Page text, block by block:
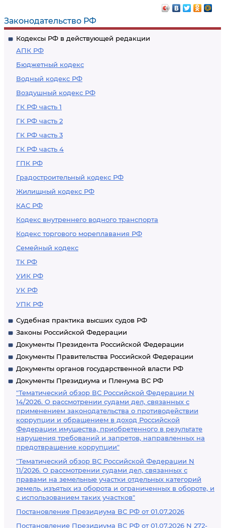
Законодательство РФ
Кодексы РФ в действующей редакции
АПК РФ
Бюджетный кодекс
Водный кодекс РФ
Воздушный кодекс РФ
ГК РФ часть 1
ГК РФ часть 2
ГК РФ часть 3
ГК РФ часть 4
ГПК РФ
Градостроительный кодекс РФ
Жилищный кодекс РФ
КАС РФ
Кодекс внутреннего водного транспорта
Кодекс торгового мореплавания РФ
Семейный кодекс
ТК РФ
УИК РФ
УК РФ
УПК РФ
Судебная практика высших судов РФ
Законы Российской Федерации
Документы Президента Российской Федерации
Документы Правительства Российской Федерации
Документы органов государственной власти РФ
Документы Президиума и Пленума ВС РФ
"Тематический обзор ВС Российской Федерации N
14/2026. О рассмотрении судами дел, связанных с
применением законодательства о противодействии
коррупции и обращением в доход Российской
Федерации имущества, приобретенного в результате
нарушения требований и запретов, направленных на
предотвращение коррупции"
"Тематический обзор ВС Российской Федерации N
11/2026. О рассмотрении судами дел, связанных с
правами на земельные участки отдельных категорий
земель, изъятых из оборота и ограниченных в обороте, и
с использованием таких участков"
Постановление Президиума ВС РФ от 01.07.2026
Постановление Президиума ВС РФ от 01.07.2026 N 272-